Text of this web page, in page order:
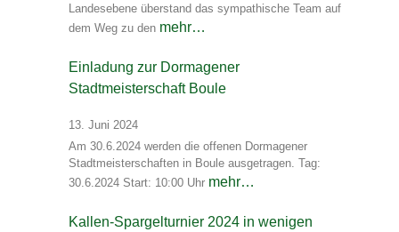
Landesebene überstand das sympathische Team auf
dem Weg zu den mehr…
Einladung zur Dormagener
Stadtmeisterschaft Boule
13. Juni 2024
Am 30.6.2024 werden die offenen Dormagener
Stadtmeisterschaften in Boule ausgetragen. Tag:
30.6.2024 Start: 10:00 Uhr mehr…
Kallen-Spargelturnier 2024 in wenigen